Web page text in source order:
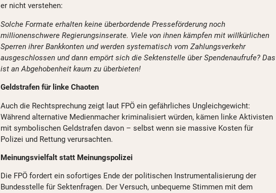
er nicht verstehen:
Solche Formate erhalten keine überbordende Presseförderung noch
millionenschwere Regierungsinserate. Viele von ihnen kämpfen mit willkürlichen
Sperren ihrer Bankkonten und werden systematisch vom Zahlungsverkehr
ausgeschlossen und dann empört sich die Sektenstelle über Spendenaufrufe? Das
ist an Abgehobenheit kaum zu überbieten!
Geldstrafen für linke Chaoten
Auch die Rechtsprechung zeigt laut FPÖ ein gefährliches Ungleichgewicht:
Während alternative Medienmacher kriminalisiert würden, kämen linke Aktivisten
mit symbolischen Geldstrafen davon – selbst wenn sie massive Kosten für
Polizei und Rettung verursachten.
Meinungsvielfalt statt Meinungspolizei
Die FPÖ fordert ein sofortiges Ende der politischen Instrumentalisierung der
Bundesstelle für Sektenfragen. Der Versuch, unbequeme Stimmen mit dem